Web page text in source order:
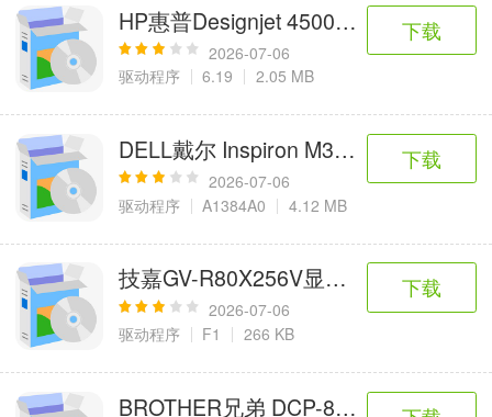
HP惠普Designjet 4500打印机驱动
2026-07-06
驱动程序
6.19 2.05 MB
下载
DELL戴尔 Inspiron M301Z系列笔记本
2026-07-06
驱动程序
A1384A0 4.12 MB
下载
技嘉GV-R80X256V显卡最新BIOS
2026-07-06
驱动程序
F1 266 KB
下载
BROTHER兄弟 DCP-8060多功能一体